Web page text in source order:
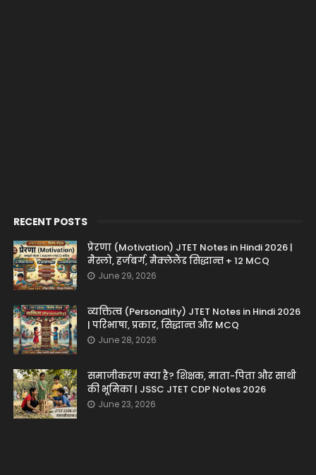
RECENT POSTS
प्रेरणा (Motivation) JTET Notes in Hindi 2026 |
मैस्लो, हर्जबर्ग, मैक्लेलैंड सिद्धान्त + 12 MCQ
June 29, 2026
व्यक्तित्व (Personality) JTET Notes in Hindi 2026
| परिभाषा, प्रकार, सिद्धान्त और MCQ
June 28, 2026
समाजीकरण क्या है? शिक्षक, माता-पिता और साथी
की भूमिका | JSSC JTET CDP Notes 2026
June 23, 2026